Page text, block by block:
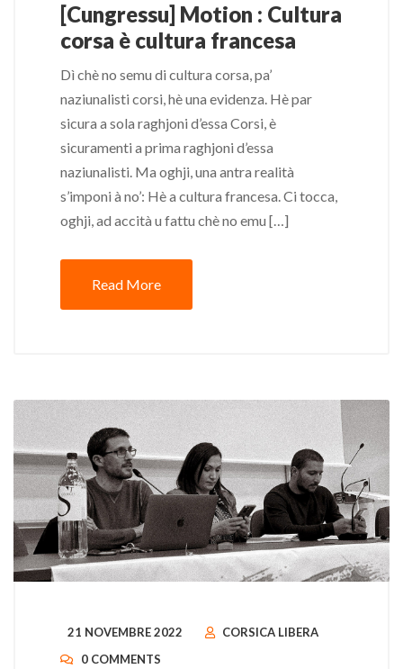
[Cungressu] Motion : Cultura
corsa è cultura francesa
Dì chè no semu di cultura corsa, pa’
naziunalisti corsi, hè una evidenza. Hè par
sicura a sola raghjoni d’essa Corsi, è
sicuramenti a prima raghjoni d’essa
naziunalisti. Ma oghji, una antra realità
s’imponi à no’: Hè a cultura francesa. Ci tocca,
oghji, ad accità u fattu chè no emu […]
Read More
21 NOVEMBRE 2022
CORSICA LIBERA
0 COMMENTS